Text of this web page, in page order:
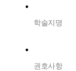
학술지명
권호사항